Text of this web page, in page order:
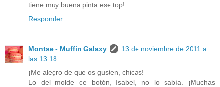
tiene muy buena pinta ese top!
Responder
Montse - Muffin Galaxy
13 de noviembre de 2011 a
las 13:18
¡Me alegro de que os gusten, chicas!
Lo del molde de botón, Isabel, no lo sabía. ¡Muchas